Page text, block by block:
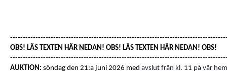
OBS! LÄS TEXTEN HÄR NEDAN! OBS! LÄS TEXTEN HÄR NEDAN! OBS!
AUKTION: söndag den 21:a juni 2026 med avslut från kl. 11 på vår